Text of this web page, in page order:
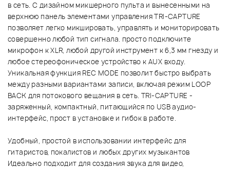
в сеть. С дизайном микшерного пульта и вынесенными на
верхнюю панель элементами управления TRI-CAPTURE
позволяет легко микшировать, управлять и мониторировать
совершенно любой тип сигнала. просто подключите
микрофон к XLR, любой другой инструмент к 6,3 мм гнезду и
любое стереофоническое устройство к AUX входу.
Уникальная функция REC MODE позволит быстро выбрать
между разными вариантами записи, включая режим LOOP
BACK для потокового вещания в сеть. TRI-CAPTURE -
заряженный, компактный, питающийся по USB аудио-
интерфейс, прост в установке и гибок в работе.
Удобный, простой в использовании интерфейс для
гитаристов, покалистов и любых других музыкантов
Идеально подходит для создания звука для видео,